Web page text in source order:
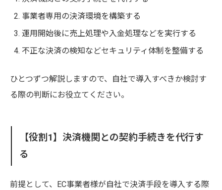
事業者専用の決済環境を構築する
運用開始後に売上処理や入金処理などを実行する
不正な決済の検知などセキュリティ体制を整備する
ひとつずつ解説しますので、自社で導入すべきか検討す
る際の判断にお役立てください。
【役割1】決済機関との契約手続きを代行す
る
前提として、EC事業者様が自社で決済手段を導入する際